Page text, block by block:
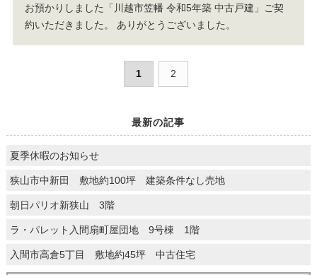
お預かりしました「川越市笠幡 令和5年築 中古戸建」ご契
約いただきました。 ありがとうございました。
1 2
最新の記事
夏季休暇のお知らせ
狭山市中新田 敷地約100坪 建築条件なし売地
朝日パリオ新狭山 3階
ラ・パレット入間扇町屋団地 9号棟 1階
入間市高倉5丁目 敷地約45坪 中古住宅